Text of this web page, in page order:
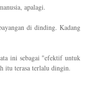
apalagi.
di dinding. Kadang
ini sebagai "efektif untuk
itu terasa terlalu dingin.